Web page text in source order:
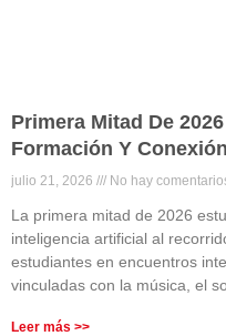
Primera Mitad De
Formación Y
julio 21, 2026 No hay
La primera mitad de 2026
inteligencia artificial al
estudiantes en encuentros
vinculadas con la música, el
Leer más >>